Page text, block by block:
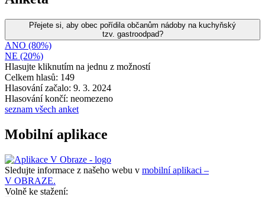
Přejete si, aby obec pořídila občanům nádoby na kuchyňský
tzv. gastroodpad?
ANO (80%)
NE (20%)
Hlasujte kliknutím na jednu z možností
Celkem hlasů: 149
Hlasování začalo: 9. 3. 2024
Hlasování končí: neomezeno
seznam všech anket
Mobilní aplikace
Sledujte informace z našeho webu v mobilní aplikaci –
V OBRAZE.
Volně ke stažení: